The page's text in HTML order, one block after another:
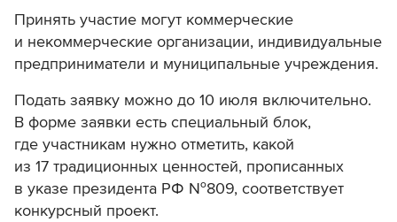
Принять участие могут коммерческие
и некоммерческие организации, индивидуальные
предприниматели и муниципальные учреждения.
Подать заявку можно до 10 июля включительно.
В форме заявки есть специальный блок,
где участникам нужно отметить, какой
из 17 традиционных ценностей, прописанных
в указе президента РФ №809, соответствует
конкурсный проект.